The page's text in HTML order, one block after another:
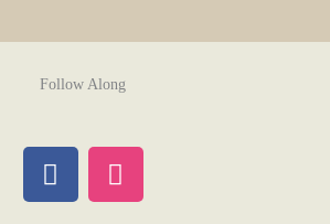
Follow Along
F
a
I
n